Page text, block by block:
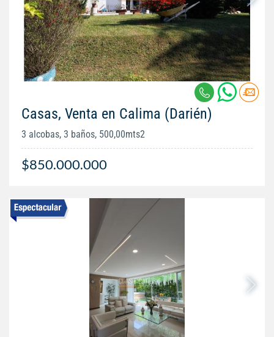
Casas, Venta en Calima (Darién)
3 alcobas, 3 baños, 500,00mts2
$850.000.000